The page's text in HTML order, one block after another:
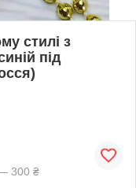
стилі з
під
— 300 ₴